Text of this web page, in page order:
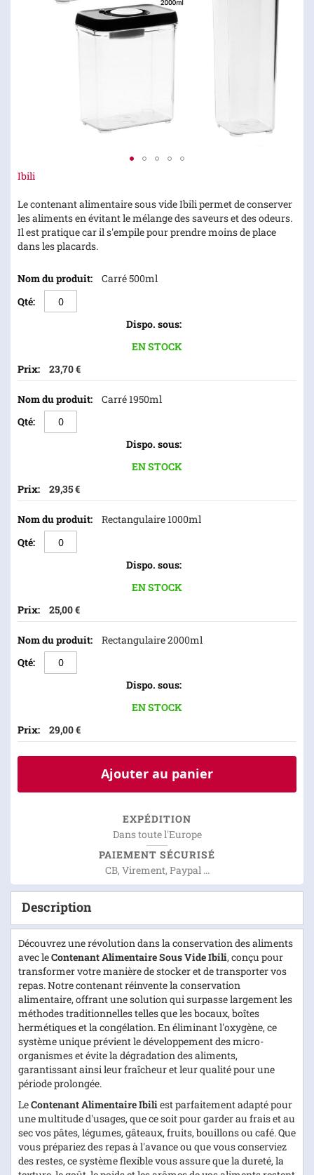
Ibili
Le contenant alimentaire sous vide Ibili permet de conserver
les aliments en évitant le mélange des saveurs et des odeurs.
Il est pratique car il s'empile pour prendre moins de place
dans les placards.
Articles
produit
groupé
Carré 500ml
EN STOCK
23,70 €
Carré 1950ml
EN STOCK
29,35 €
Rectangulaire 1000ml
EN STOCK
25,00 €
Rectangulaire 2000ml
EN STOCK
29,00 €
Ajouter au panier
EXPÉDITION
Dans toute l'Europe
PAIEMENT SÉCURISÉ
CB, Virement, Paypal ...
Skip
the
beginning
of
the
gallery
Description
Découvrez une révolution dans la conservation des aliments
avec leContenant Alimentaire Sous Vide Ibili, conçu pour
transformer votre manière de stocker et de transporter vos
repas. Notre contenant réinvente la conservation
alimentaire, offrant une solution qui surpasse largement les
méthodes traditionnelles telles que les bocaux, boîtes
hermétiques et la congélation. En éliminant l'oxygène, ce
système unique prévient le développement des micro-
organismes et évite la dégradation des aliments,
garantissant ainsi leur fraîcheur et leur qualité pour une
période prolongée.
LeContenant Alimentaire Ibiliest parfaitement adapté pour
une multitude d'usages, que ce soit pour garder au frais et au
sec vos pâtes, légumes, gâteaux, fruits, bouillons ou café. Que
vous prépariez des repas à l'avance ou que vous conserviez
des restes, ce système flexible vous assure que la dureté, la